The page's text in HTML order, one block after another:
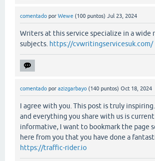
comentado por Wewe (100 puntos) Jul 23, 2024
Writers at this service specialize in a wide
subjects. https://cvwritingservicesuk.com/
comentado por azizgarbayo (140 puntos) Oct 18, 2024
I agree with you. This post is truly
and everything you share with us is
informative, I want to bookmark the page
here from you that you have done a
https://traffic-rider.io